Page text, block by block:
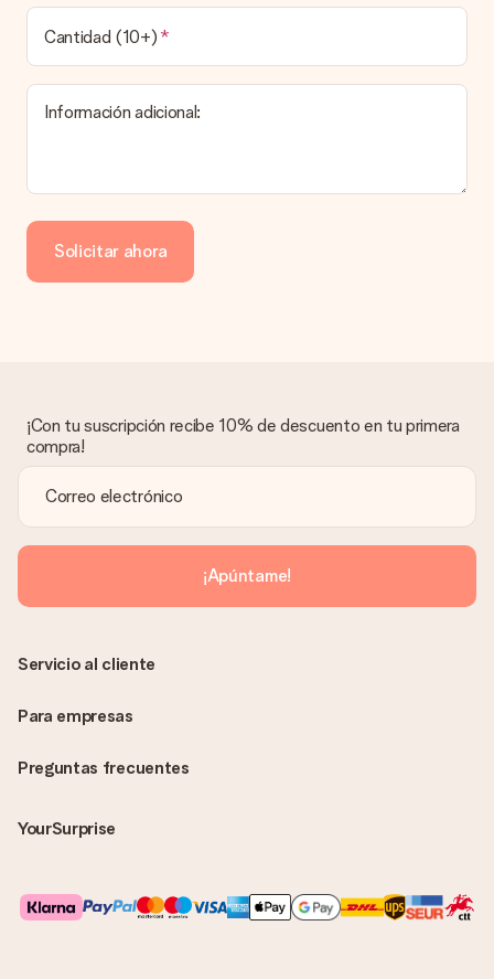
¿Cuál es el tiempo de entrega y cuándo recibo mi
obsequio?
El tiempo de entrega se puede encontrar en la página del
producto del regalo.
¿Cómo puedo pagar mi pedido?
de crédito o transferencia bancaria. En caso de elegir
transferencia bancaria, ten en cuenta 3 días adicionales para la
entrega de tu regalo.
asunto contigo. Ponte en contacto con nuestro equipo de
atención al cliente por teléfono, correo electrónico o chat y
buscaremos una solución adecuada para ti.
¿Se envía la factura junto con el pedido?
La factura y cualquier otra información relativa a tu regalo se
enviará únicamente por correo electrónico. El regalo se enviará
sin ninguna información adicional Así, evitaremos que la
persona que recibe el regalo la vea. ¡No le enviaremos nada
más que su increíble regalo! ¿Quieres que sepa quién se lo
Cantidad (10+)
Información adicional:
Solicitar ahora
¡Con tu suscripción recibe 10% de descuento en tu primera
compra!
¡Apúntame!
Preguntas frecuentes
YourSurprise
Servicio al cliente
Para empresas